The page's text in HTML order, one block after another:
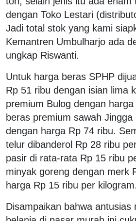
dengan Toko Lestari
Jadi total stok yang kami
Kemantren Umbulharjo ada
ungkap Riswanti.
Untuk harga beras SPHP
Rp 51 ribu dengan isian lima
premium Bulog dengan
beras premium sawah Jingga
dengan harga Rp 74 ribu.
telur dibanderol Rp 28 ribu
pasir di rata-rata Rp 15 ribu
minyak goreng dengan merk
harga Rp 15 ribu per kilogram.
Disampaikan bahwa antusias